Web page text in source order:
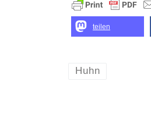
teilen
Huhn